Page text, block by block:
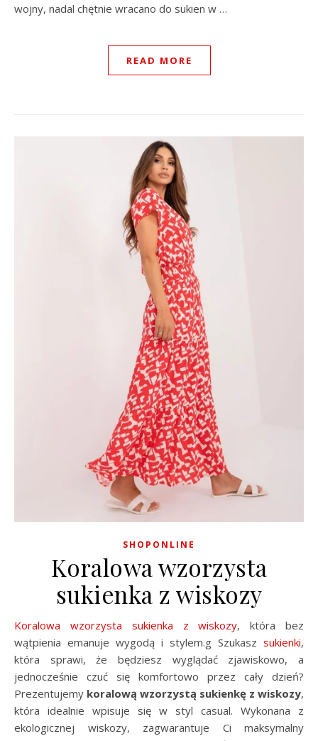
wojny, nadal chętnie wracano do sukien w …
READ MORE
SHOPONLINE
Koralowa wzorzysta
sukienka z wiskozy
Koralowa wzorzysta sukienka z wiskozy, która bez
wątpienia emanuje wygodą i stylem.g Szukasz sukienki,
która sprawi, że będziesz wyglądać zjawiskowo, a
jednocześnie czuć się komfortowo przez cały dzień?
Prezentujemy koralową wzorzystą sukienkę z wiskozy,
która idealnie wpisuje się w styl casual. Wykonana z
ekologicznej wiskozy, zagwarantuje Ci maksymalny